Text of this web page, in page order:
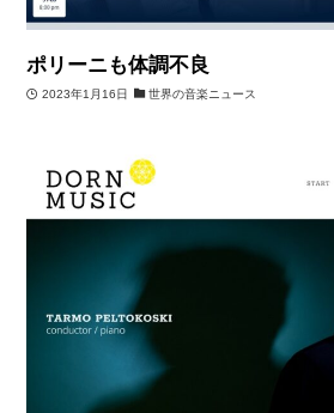
ポリーニも体調不良
2023年1月16日 世界の音楽ニュース